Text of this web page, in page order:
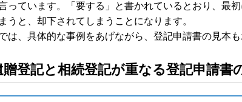
っています。「要する」と書かれているとおり、最
うと、却下されてしまうことになります。
は、具体的な事例をあげながら、登記申請書の見本
贈登記と相続登記が重なる登記申請書